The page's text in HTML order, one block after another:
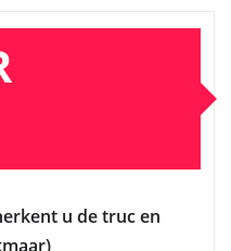
u de truc en